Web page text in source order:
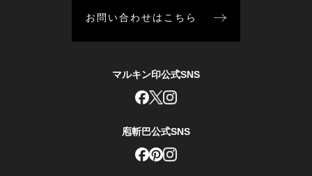
お問い合わせはこちら
マルキン印公式SNS
庖斬巴公式SNS